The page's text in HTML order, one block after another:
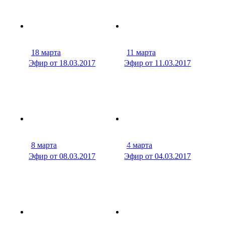
18 марта
38 мин
Эфир от 18.03.2017
11 марта
Эфир от 11.03.2017
8 марта
26 мин
Эфир от 08.03.2017
4 марта
Эфир от 04.03.2017